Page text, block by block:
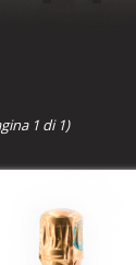
1 di 1)